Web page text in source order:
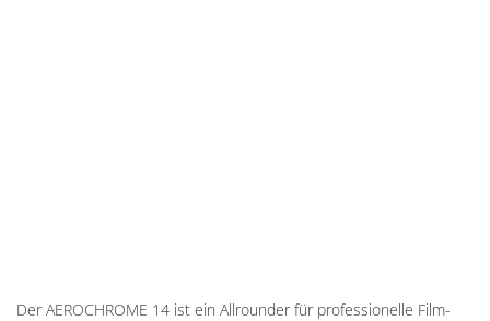
Der AEROCHROME 14 ist ein Allrounder für professionelle Film-